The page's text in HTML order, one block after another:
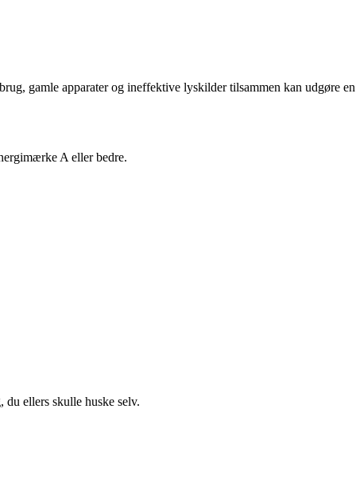
gamle apparater og ineffektive lyskilder tilsammen kan udgøre en
A eller bedre.
du ellers skulle huske selv.